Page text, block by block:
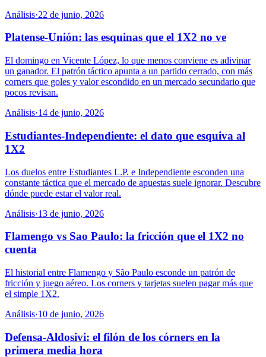
Análisis·22 de junio, 2026
Platense-Unión: las esquinas que el 1X2 no ve
El domingo en Vicente López, lo que menos conviene es adivinar
un ganador. El patrón táctico apunta a un partido cerrado, con más
corners que goles y valor escondido en un mercado secundario que
pocos revisan.
Análisis·14 de junio, 2026
Estudiantes-Independiente: el dato que esquiva al
1X2
Los duelos entre Estudiantes L.P. e Independiente esconden una
constante táctica que el mercado de apuestas suele ignorar. Descubre
dónde puede estar el valor real.
Análisis·13 de junio, 2026
Flamengo vs Sao Paulo: la fricción que el 1X2 no
cuenta
El historial entre Flamengo y São Paulo esconde un patrón de
fricción y juego aéreo. Los corners y tarjetas suelen pagar más que
el simple 1X2.
Análisis·10 de junio, 2026
Defensa-Aldosivi: el filón de los córners en la
primera media hora